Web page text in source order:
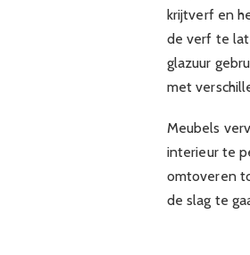
krijtverf en
de verf te
glazuur
met
Meubels
interieur te
omtoveren
de slag te